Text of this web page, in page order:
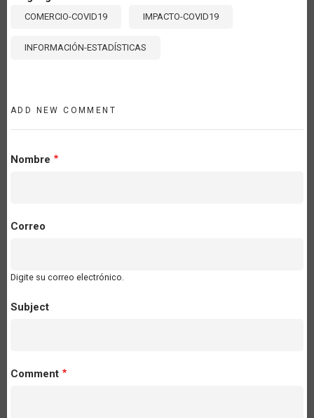
COMERCIO-COVID19 IMPACTO-COVID19
INFORMACIÓN-ESTADÍSTICAS
ADD NEW COMMENT
Nombre
Correo
Digite su correo electrónico.
Subject
Comment